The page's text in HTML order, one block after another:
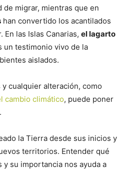
de migrar, mientras que en
han convertido los acantilados
En las Islas Canarias, el lagarto
un testimonio vivo de la
aislados.
cualquier alteración, como
cambio climático, puede poner
la Tierra desde sus inicios y
territorios. Entender qué
y su importancia nos ayuda a